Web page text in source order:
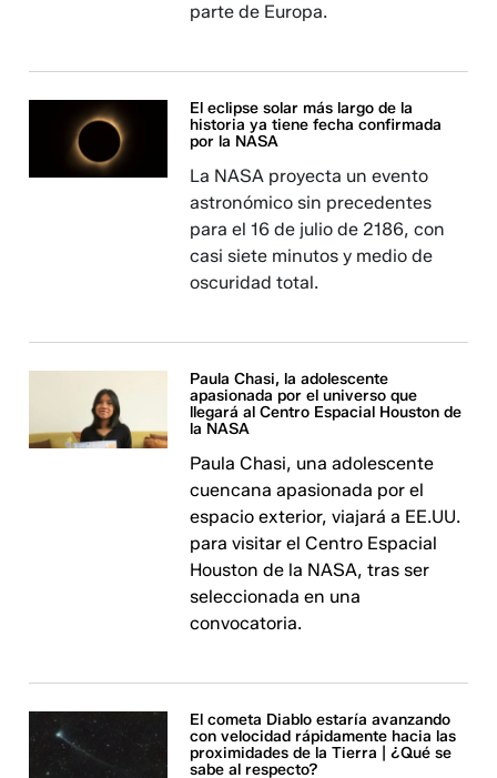
parte de Europa.
El eclipse solar más largo de la
historia ya tiene fecha confirmada
por la NASA
La NASA proyecta un evento
astronómico sin precedentes
para el 16 de julio de 2186, con
casi siete minutos y medio de
oscuridad total.
Paula Chasi, la adolescente
apasionada por el universo que
llegará al Centro Espacial Houston de
la NASA
Paula Chasi, una adolescente
cuencana apasionada por el
espacio exterior, viajará a EE.UU.
para visitar el Centro Espacial
Houston de la NASA, tras ser
seleccionada en una
convocatoria.
El cometa Diablo estaría avanzando
con velocidad rápidamente hacia las
proximidades de la Tierra | ¿Qué se
sabe al respecto?